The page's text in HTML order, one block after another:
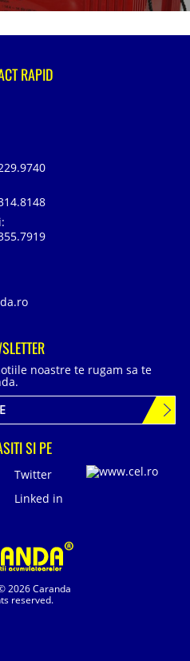
2026 Caranda
reserved.
RAPID
noastre te rugam sa te
SI PE
Twitter
Linked in